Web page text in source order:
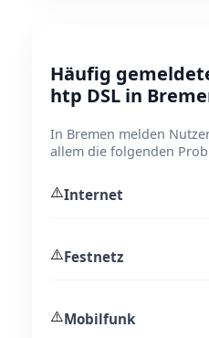
Häufig
htp DSL in
In Bremen melden
allem die folgenden
⚠️Internet
⚠️Festnetz
⚠️Mobilfunk